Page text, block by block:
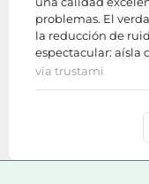
problemas. El
la reducción de
espectacular: aísla
via trustami